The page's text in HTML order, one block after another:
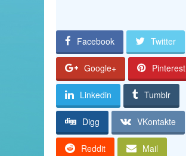
Facebook Twitter
Google+ Pinterest
Linkedin Tumblr
Digg VKontakte
Reddit Mail